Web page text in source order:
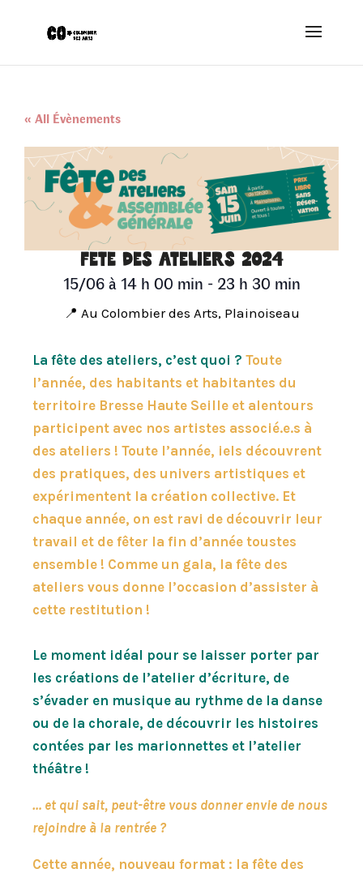
« All Évènements
FÊTE DES ATELIERS 2024
15/06 à 14 h 00 min - 23 h 30 min
📍 Au Colombier des Arts, Plainoiseau
La fête des ateliers, c’est quoi ? Toute
l’année, des habitants et habitantes du
territoire Bresse Haute Seille et alentours
participent avec nos artistes associé.e.s à
des ateliers ! Toute l’année, iels découvrent
des pratiques, des univers artistiques et
expérimentent la création collective. Et
chaque année, on est ravi de découvrir leur
travail et de fêter la fin d’année toustes
ensemble ! Comme un gala, la fête des
ateliers vous donne l’occasion d’assister à
cette restitution !
Le moment idéal pour se laisser porter par
les créations de l’atelier d’écriture, de
s’évader en musique au rythme de la danse
ou de la chorale, de découvrir les histoires
contées par les marionnettes et l’atelier
théâtre !
… et qui sait, peut-être vous donner envie de nous
rejoindre à la rentrée ?
Cette année, nouveau format : la fête des